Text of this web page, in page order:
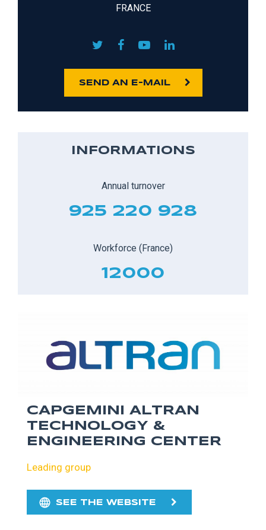
FRANCE
SEND AN E-MAIL
INFORMATIONS
Annual turnover
925 220 928
Workforce (France)
12000
CAPGEMINI ALTRAN
TECHNOLOGY &
ENGINEERING CENTER
Leading group
SEE THE WEBSITE